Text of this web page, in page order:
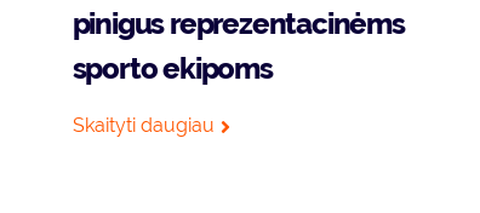
pinigus reprezentacinėms
sporto ekipoms
Skaityti daugiau